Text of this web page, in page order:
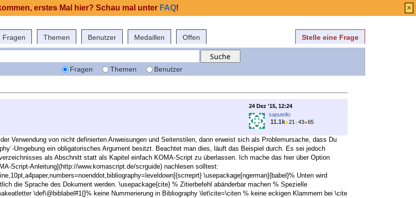
Fragen Themen Benutzer Medaillen Offen Stelle eine Frage
Fragen Themen Benutzer
24 Dez '15, 12:24
saputello
11.1k●21 ●43●65
Verwendung von nicht definierten Anweisungen und Seitenstilen, dann erweist sich als Problemursache, dass Du
Umgebung ein obligatorisches Argument besitzt. Beachtet man dies, läuft das Beispiel durch. Es sei jedoch
als Abschnitt statt als Kapitel einfach KOMA-Script zu überlassen. Ich mache das hier über Option
Script-Anleitung](http://www.komascript.de/scrguide) nachlesen solltest:
\usepackage[ngerman]{babel}% Unten wird
die Sprache des Dokument werden. \usepackage{cite} % Zitierbefehl abänderbar machen % Spezielle
\def\@biblabel#1{}% keine Nummerierung in Bibliography \let\cite=\citen % keine eckigen Klammern bei \cite
erstes Mal hier? Schau mal unter FAQ! ×